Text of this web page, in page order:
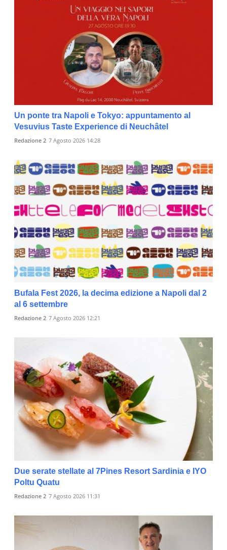
Un ponte tra Napoli e Tokyo: appuntamento al
Vesuvius Taste Experience di Neuchâtel
Redazione 2 7 Agosto 2026 14:28
Bufala Fest 2026, la decima edizione a Napoli dal 2
al 6 settembre
Redazione 2 7 Agosto 2026 12:21
Due serate stellate al 7Pines Resort Sardinia e IYO
Poltu Quatu
Redazione 2 7 Agosto 2026 11:31